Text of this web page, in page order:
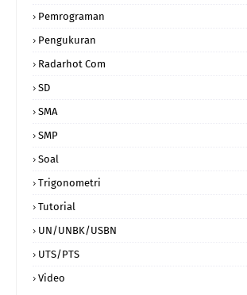
Pemrograman
Pengukuran
Radarhot Com
SD
SMA
SMP
Soal
Trigonometri
Tutorial
UN/UNBK/USBN
UTS/PTS
Video